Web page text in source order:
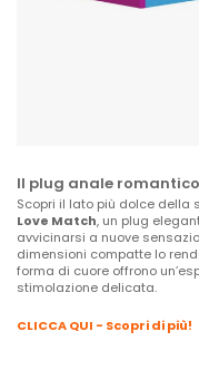
Il plug anale
Scopri il lato più dolce della
Love Match, un plug
avvicinarsi a nuove
dimensioni compatte lo
forma di cuore offrono
stimolazione delicata.
CLICCA QUI - Scopri di più!